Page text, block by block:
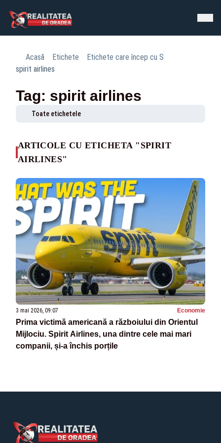
Acasă Etichete
Etichete care încep cu S
spirit airlines
Tag: spirit airlines
Toate etichetele
ARTICOLE CU ETICHETA "SPIRIT
AIRLINES"
3 mai 2026, 09:07 Economie
Prima victimă americană a războiului din Orientul
Mijlociu. Spirit Airlines, una dintre cele mai mari
companii, și-a închis porțile